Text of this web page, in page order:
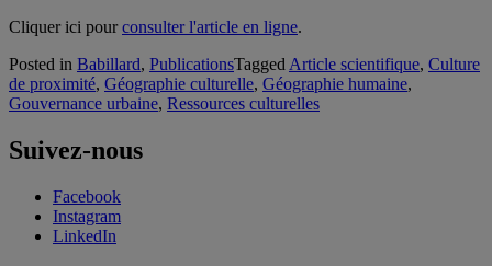
Cliquer ici pourconsulter l'article en ligne.
Posted in Babillard, PublicationsTagged Article scientifique, Culture
de proximité, Géographie culturelle, Géographie humaine,
Gouvernance urbaine, Ressources culturelles
Suivez-nous
Facebook
Instagram
LinkedIn